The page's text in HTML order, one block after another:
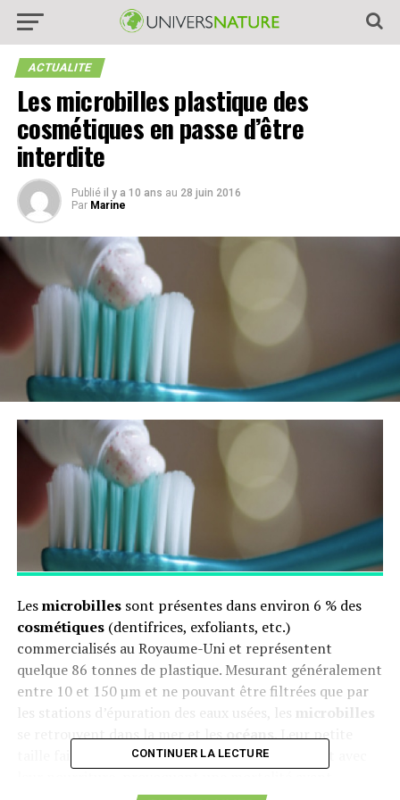
ACTUALITE
Les microbilles plastique des
cosmétiques en passe d’être
interdite
Publié il y a 10 ans au 28 juin 2016
Par Marine
Lesmicrobillessont présentes dans environ 6 % des
cosmétiques(dentifrices, exfoliants, etc.)
commercialisés au Royaume-Uni et représentent
quelque 86 tonnes de plastique. Mesurant généralement
entre 10 et 150 µm et ne pouvant être filtrées que par
les stations d’épuration des eaux usées, les microbilles
se retrouvent dans la mer et lesocéans. Leur petite
taille fait que les espèces marines les confondent avec
CONTINUER LA LECTURE